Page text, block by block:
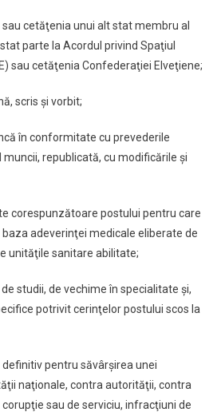
cetăţenia unui alt stat membru al
parte la Acordul privind Spaţiul
sau cetăţenia Confederaţiei Elveţiene;
scris şi vorbit;
în conformitate cu prevederile
muncii, republicată, cu modificările şi
corespunzătoare postului pentru care
adeverinţei medicale eliberate de
unităţile sanitare abilitate;
studii, de vechime în specialitate şi,
potrivit cerinţelor postului scos la
pentru săvârşirea unei
naţionale, contra autorităţii, contra
sau de serviciu, infracţiuni de